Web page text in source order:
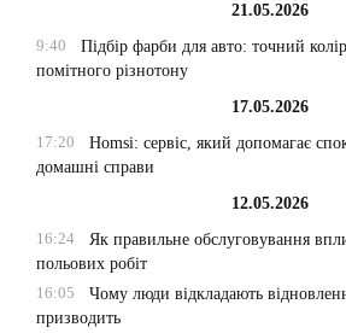
21.05.2026
9:40
Підбір фарби для авто: точний
помітного різнотону
17.05.2026
17:20
Homsi: сервіс, який допомагає
домашні справи
12.05.2026
16:24
Як правильне обслуговування
польових робіт
16:05
Чому люди відкладають
призводить